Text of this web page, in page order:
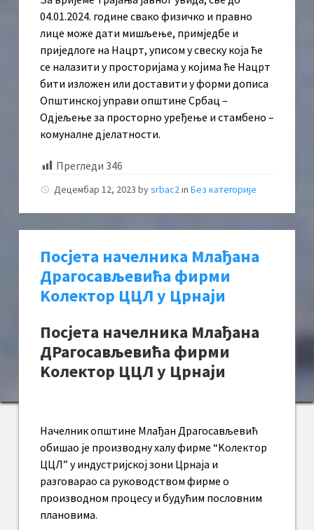
04.01.2024. године свако физичко и правно
лице може дати мишљење, примједбе и
приједлоге на Нацрт, уписом у свеску која ће
се налазити у просторијама у којима ће Нацрт
бити изложен или доставити у форми дописа
Општинској управи општине Србац –
Одјељење за просторно уређење и стамбено –
комуналне дјелатности.
Прегледи 346
Децембар 12, 2023 bysrbac2in Без категорије
Посјета начелника Млађана
Драгосављевића фирми
Kолектор ЦЦЛ у Црнаји
Посјета начелника Млађана
ДРагосављевића фирми
Kолектор ЦЦЛ у Црнаји
Начелник општине Млађан Драгосављевић
обишао је производну халу фирме “Kолектор
ЦЦЛ” у индустријској зони Црнаја и
разговарао са руководством фирме о
производном процесу и будућим пословним
плановима.